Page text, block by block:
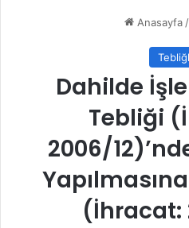
Anasayfa /
Dahilde
Tebliği
2006/
(İhracat: